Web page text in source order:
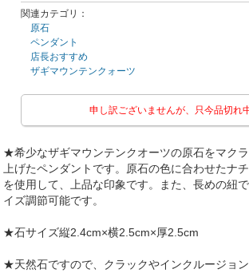
関連カテゴリ：
原石
ペンダント
店長おすすめ
ザギマウンテンクォーツ
申し訳ございませんが、只今品切れ
★希少なザギマウンテンクオーツの原石をマク
上げたペンダントです。原石の色に合わせたナ
を使用して、上品な印象です。また、長めの紐
イズ調節可能です。
★石サイズ縦2.4cm×横2.5cm×厚2.5cm
★天然石ですので、クラックやインクルージョ